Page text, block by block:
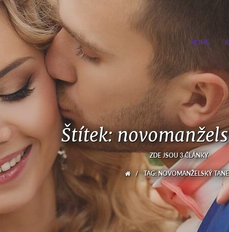
HOME
Štítek:
ZDE JSOU 3 ČLÁNKY
/ TAG: NOVOMANŽELSKÝ